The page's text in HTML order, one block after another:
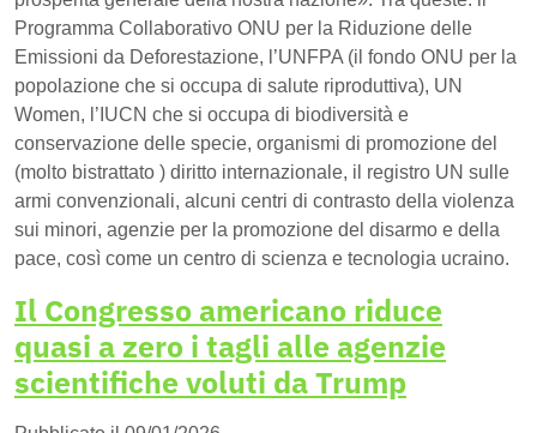
Programma Collaborativo ONU per la Riduzione delle
Emissioni da Deforestazione, l’UNFPA (il fondo ONU per la
popolazione che si occupa di salute riproduttiva), UN
Women, l’IUCN che si occupa di biodiversità e
conservazione delle specie, organismi di promozione del
(molto bistrattato ) diritto internazionale, il registro UN sulle
armi convenzionali, alcuni centri di contrasto della violenza
sui minori, agenzie per la promozione del disarmo e della
pace, così come un centro di scienza e tecnologia ucraino.
Il Congresso americano riduce
quasi a zero i tagli alle agenzie
scientifiche voluti da Trump